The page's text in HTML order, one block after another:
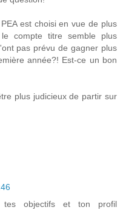
est choisi en vue de plus
compte titre semble plus
pas prévu de gagner plus
année?! Est-ce un bon
plus judicieux de partir sur
tes objectifs et ton profil